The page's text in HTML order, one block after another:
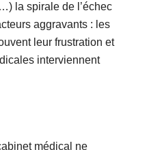
la spirale de l’échec
aggravants : les
leur frustration et
interviennent
médical ne